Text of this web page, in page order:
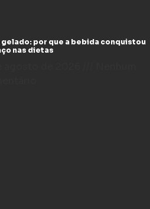
gelado: por que a bebida conquistou
nas dietas